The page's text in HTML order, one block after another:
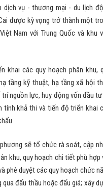
dịch vụ - thương mại - du lịch
được kỳ vọng trở thành một
Nam với Trung Quốc và khu
khai các quy hoạch phân khu,
tầng kỹ thuật, hạ tầng xã hội
nguồn lực, huy động vốn đầu
khả thi và tiến độ triển khai
sẽ tổ chức rà soát, cập
khu, quy hoạch chi tiết phù hợp
phê duyệt các quy hoạch chức
đấu thầu hoặc đấu giá; xây